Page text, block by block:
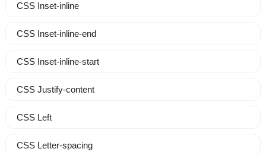
CSS Inset-inline
CSS Inset-inline-end
CSS Inset-inline-start
CSS Justify-content
CSS Left
CSS Letter-spacing